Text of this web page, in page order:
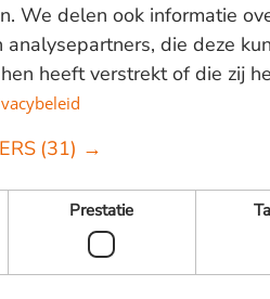
. Let op, wij
We delen ook informatie
die deze
heeft verstrekt of die zij
(31) →
Prestatie